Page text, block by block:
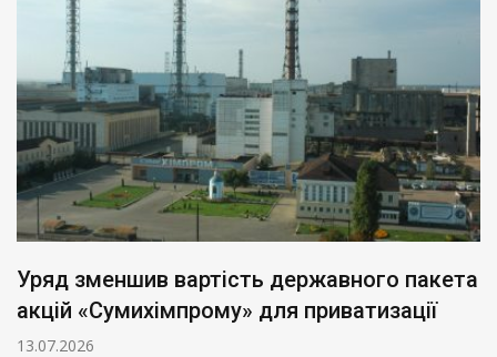
Уряд зменшив вартість державного пакета
акцій «Сумихімпрому» для приватизації
13.07.2026